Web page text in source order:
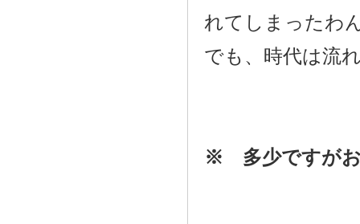
れてしまったわ
※ 多少ですがお